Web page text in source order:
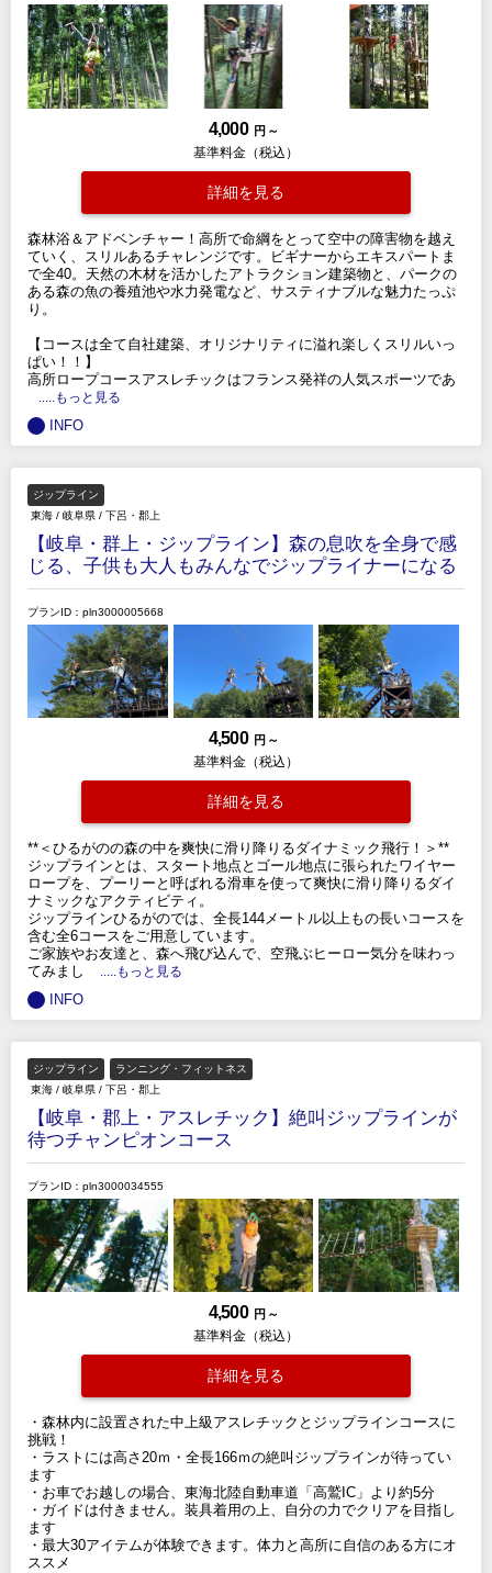
4,000 円 ～
基準料金（税込）
詳細を見る
森林浴＆アドベンチャー！高所で命綱をとって空中の障害物を越え
ていく、スリルあるチャレンジです。ビギナーからエキスパートま
で全40。天然の木材を活かしたアトラクション建築物と、パークの
ある森の魚の養殖池や水力発電など、サスティナブルな魅力たっぷ
り。
【コースは全て自社建築、オリジナリティに溢れ楽しくスリルいっ
ぱい！！】
高所ロープコースアスレチックはフランス発祥の人気スポーツであ
.....もっと見る
INFO
ジップライン
東海 / 岐阜県 / 下呂・郡上
【岐阜・群上・ジップライン】森の息吹を全身で感
じる、子供も大人もみんなでジップライナーになる
プランID：pln3000005668
4,500 円 ～
基準料金（税込）
詳細を見る
**＜ひるがのの森の中を爽快に滑り降りるダイナミック飛行！＞**
ジップラインとは、スタート地点とゴール地点に張られたワイヤー
ロープを、プーリーと呼ばれる滑車を使って爽快に滑り降りるダイ
ナミックなアクティビティ。
ジップラインひるがのでは、全長144メートル以上もの長いコースを
含む全6コースをご用意しています。
ご家族やお友達と、森へ飛び込んで、空飛ぶヒーロー気分を味わっ
てみまし
.....もっと見る
INFO
ジップライン
ランニング・フィットネス
東海 / 岐阜県 / 下呂・郡上
【岐阜・郡上・アスレチック】絶叫ジップラインが
待つチャンピオンコース
プランID：pln3000034555
4,500 円 ～
基準料金（税込）
詳細を見る
・森林内に設置された中上級アスレチックとジップラインコースに
挑戦！
・ラストには高さ20ｍ・全長166ｍの絶叫ジップラインが待ってい
ます
・お車でお越しの場合、東海北陸自動車道「高鷲IC」より約5分
・ガイドは付きません。装具着用の上、自分の力でクリアを目指し
ます
・最大30アイテムが体験できます。体力と高所に自信のある方にオ
ススメ